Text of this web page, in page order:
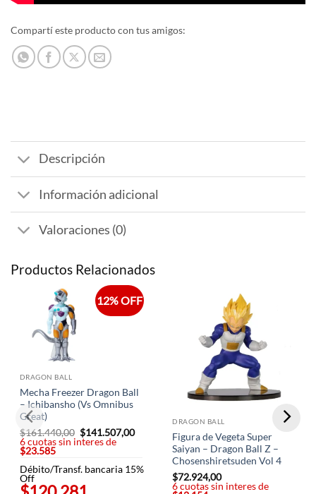
Compartí este producto con tus amigos:
Descripción
Información adicional
Valoraciones (0)
Productos Relacionados
12% OFF
DRAGON BALL
Mecha Freezer Dragon Ball
– Ichibansho (Vs Omnibus
Great)
$161.440,00 El
precio
$161.440,00.
$141.507,00El
$141.507,00.
6 cuotas sin interes de
$23.585
Débito/Transf. bancaria 15%
Off
DRAGON BALL
Figura de Vegeta Super
Saiyan – Dragon Ball Z –
Chosenshiretsuden Vol 4
$72.924,00
6 cuotas sin interes de